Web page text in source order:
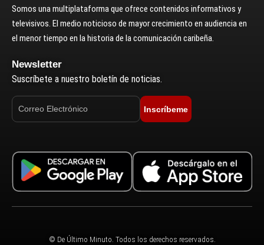
Somos una multiplataforma que ofrece contenidos informativos y
televisivos. El medio noticioso de mayor crecimiento en audiencia en
el menor tiempo en la historia de la comunicación caribeña.
Newsletter
Suscríbete a nuestro boletín de noticias.
Inscríbeme
© De Último Minuto. Todos los derechos reservados.